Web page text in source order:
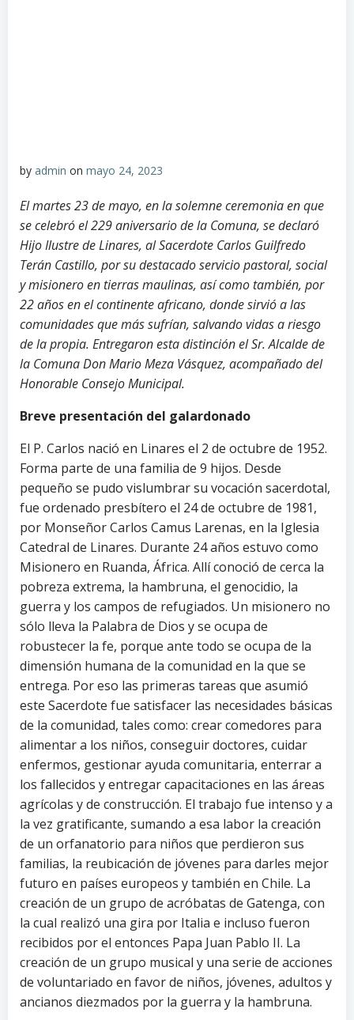
by admin on mayo 24, 2023
El martes 23 de mayo, en la solemne ceremonia en que
se celebró el 229 aniversario de la Comuna, se declaró
Hijo Ilustre de Linares, al Sacerdote Carlos Guilfredo
Terán Castillo, por su destacado servicio pastoral, social
y misionero en tierras maulinas, así como también, por
22 años en el continente africano, donde sirvió a las
comunidades que más sufrían, salvando vidas a riesgo
de la propia. Entregaron esta distinción el Sr. Alcalde de
la Comuna Don Mario Meza Vásquez, acompañado del
Honorable Consejo Municipal.
Breve presentación del galardonado
El P. Carlos nació en Linares el 2 de octubre de 1952.
Forma parte de una familia de 9 hijos. Desde
pequeño se pudo vislumbrar su vocación sacerdotal,
fue ordenado presbítero el 24 de octubre de 1981,
por Monseñor Carlos Camus Larenas, en la Iglesia
Catedral de Linares. Durante 24 años estuvo como
Misionero en Ruanda, África. Allí conoció de cerca la
pobreza extrema, la hambruna, el genocidio, la
guerra y los campos de refugiados. Un misionero no
sólo lleva la Palabra de Dios y se ocupa de
robustecer la fe, porque ante todo se ocupa de la
dimensión humana de la comunidad en la que se
entrega. Por eso las primeras tareas que asumió
este Sacerdote fue satisfacer las necesidades básicas
de la comunidad, tales como: crear comedores para
alimentar a los niños, conseguir doctores, cuidar
enfermos, gestionar ayuda comunitaria, enterrar a
los fallecidos y entregar capacitaciones en las áreas
agrícolas y de construcción. El trabajo fue intenso y a
la vez gratificante, sumando a esa labor la creación
de un orfanatorio para niños que perdieron sus
familias, la reubicación de jóvenes para darles mejor
futuro en países europeos y también en Chile. La
creación de un grupo de acróbatas de Gatenga, con
la cual realizó una gira por Italia e incluso fueron
recibidos por el entonces Papa Juan Pablo II. La
creación de un grupo musical y una serie de acciones
de voluntariado en favor de niños, jóvenes, adultos y
ancianos diezmados por la guerra y la hambruna.